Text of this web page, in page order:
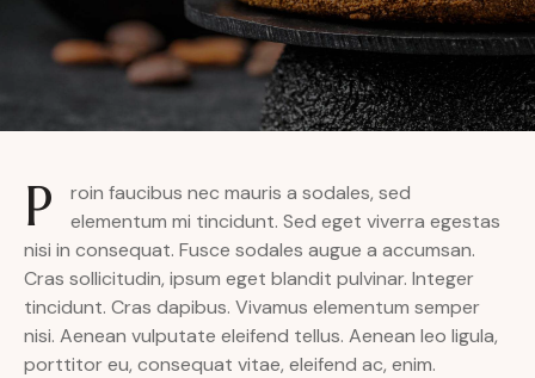
P
roin faucibus nec mauris a sodales, sed
elementum mi tincidunt. Sed eget viverra egestas
nisi in consequat. Fusce sodales augue a accumsan.
Cras sollicitudin, ipsum eget blandit pulvinar. Integer
tincidunt. Cras dapibus. Vivamus elementum semper
nisi. Aenean vulputate eleifend tellus. Aenean leo ligula,
porttitor eu, consequat vitae, eleifend ac, enim.